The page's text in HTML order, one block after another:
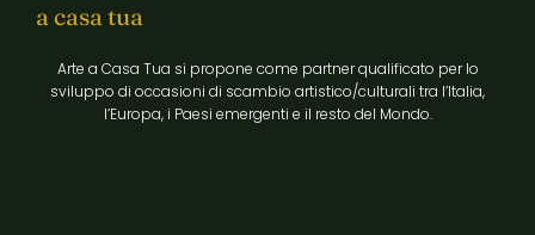
a casa tua
Arte a Casa Tua si propone come partner qualificato per lo
sviluppo di occasioni di scambio artistico/culturali tra l’Italia,
l’Europa, i Paesi emergenti e il resto del Mondo.